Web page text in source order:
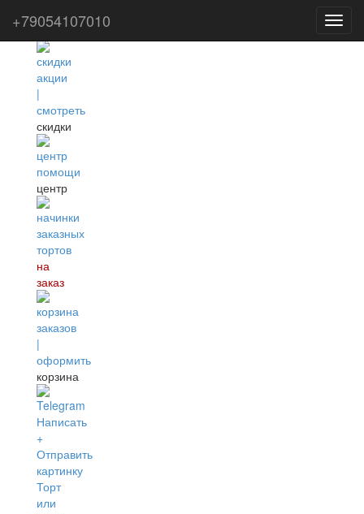
фильтр
скидки
центр
на
заказ
корзина
+79054107010